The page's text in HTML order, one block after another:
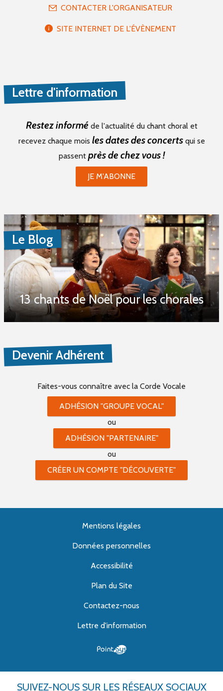
CONTACTER L'ORGANISATEUR
SITE INTERNET DE L'ÉVÈNEMENT
Lettre d'information
Restez informé de l'actualité du chant choral et
recevez chaque mois les dates des concertsqui se
passent près de chez vous !
JE M'ABONNE
Le Blog
13 chants de Noël pour les chorales
Devenir Adhérent
Faites-vous connaître avec la Corde Vocale
ADHÉSION "GROUPE VOCAL"
ou
ADHÉSION "PARTENAIRE"
ou
CRÉER UN COMPTE "DÉCOUVERTE"
Mentions légales
Données personnelles
Accessibilité
Plan du Site
Contactez-nous
Lettre d'information
SUIVEZ-NOUS SUR LES RÉSEAUX SOCIAUX